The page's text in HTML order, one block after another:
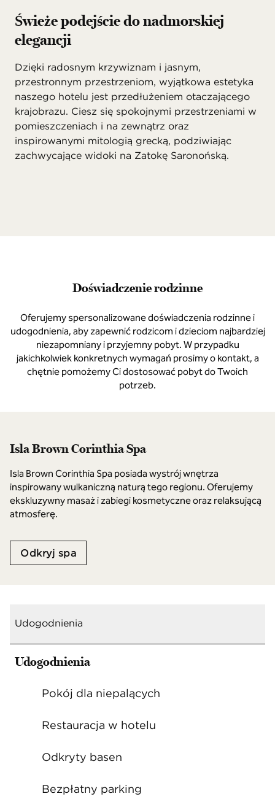
Świeże podejście do nadmorskiej
elegancji
Dzięki radosnym krzywiznam i jasnym,
przestronnym przestrzeniom, wyjątkowa estetyka
naszego hotelu jest przedłużeniem otaczającego
krajobrazu. Ciesz się spokojnymi przestrzeniami w
pomieszczeniach i na zewnątrz oraz
inspirowanymi mitologią grecką, podziwiając
zachwycające widoki na Zatokę Saronońską.
Doświadczenie rodzinne
Oferujemy spersonalizowane doświadczenia rodzinne i
udogodnienia, aby zapewnić rodzicom i dzieciom najbardziej
niezapomniany i przyjemny pobyt. W przypadku
jakichkolwiek konkretnych wymagań prosimy o kontakt, a
chętnie pomożemy Ci dostosować pobyt do Twoich
potrzeb.
Isla Brown Corinthia Spa
Isla Brown Corinthia Spa posiada wystrój wnętrza
inspirowany wulkaniczną naturą tego regionu. Oferujemy
ekskluzywny masaż i zabiegi kosmetyczne oraz relaksującą
atmosferę.
Odkryj spa
Udogodnienia
Udogodnienia
Pokój dla niepalących
Restauracja w hotelu
Odkryty basen
Bezpłatny parking